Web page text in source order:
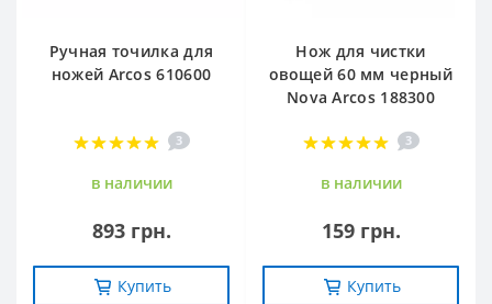
Ручная точилка для
ножей Arcos 610600
3
в наличии
893 грн.
Купить
Нож для чистки
овощей 60 мм черный
Nova Arcos 188300
3
в наличии
159 грн.
Купить